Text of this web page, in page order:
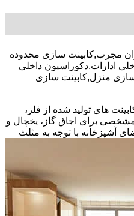
روزی کارگران مجرب,کابینت سازی محدوده
ادارات,دکوراسیون داخلی
سازی منزل,کابینت سازی
های تولید شده از فلز،
برای اجاق گاز، یخچال و
آشپزخانه با توجه به مثلث